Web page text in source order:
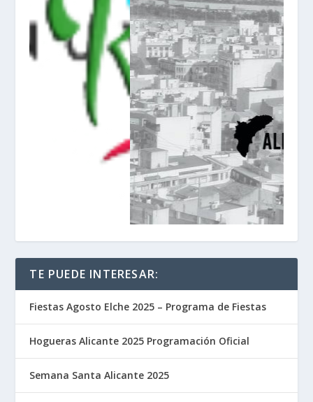
TE PUEDE INTERESAR:
Fiestas Agosto Elche 2025 – Programa de Fiestas
Hogueras Alicante 2025 Programación Oficial
Semana Santa Alicante 2025